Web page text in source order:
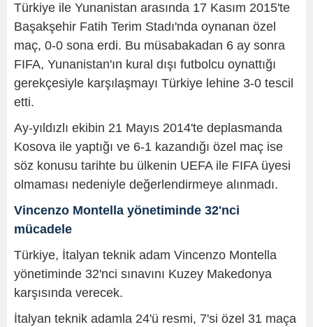
Türkiye ile Yunanistan arasında 17 Kasım 2015'te
Başakşehir Fatih Terim Stadı'nda oynanan özel
maç, 0-0 sona erdi. Bu müsabakadan 6 ay sonra
FIFA, Yunanistan'ın kural dışı futbolcu oynattığı
gerekçesiyle karşılaşmayı Türkiye lehine 3-0 tescil
etti.
Ay-yıldızlı ekibin 21 Mayıs 2014'te deplasmanda
Kosova ile yaptığı ve 6-1 kazandığı özel maç ise
söz konusu tarihte bu ülkenin UEFA ile FIFA üyesi
olmaması nedeniyle değerlendirmeye alınmadı.
Vincenzo Montella yönetiminde 32'nci
mücadele
Türkiye, İtalyan teknik adam Vincenzo Montella
yönetiminde 32'nci sınavını Kuzey Makedonya
karşısında verecek.
İtalyan teknik adamla 24'ü resmi, 7'si özel 31 maça